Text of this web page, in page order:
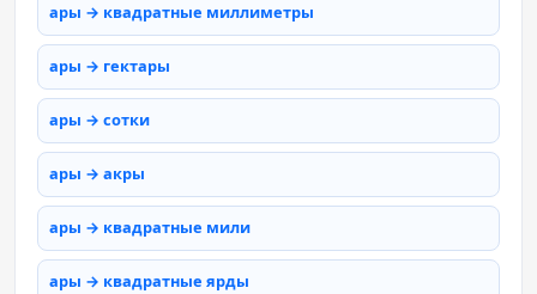
ары → квадратные миллиметры
ары → гектары
ары → сотки
ары → акры
ары → квадратные мили
ары → квадратные ярды